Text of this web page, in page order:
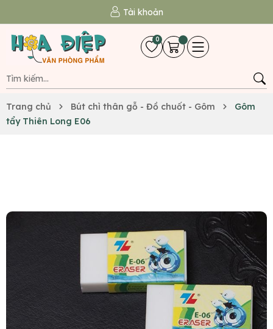
Tài khoản
0
Trang chủ Bút chì thân gỗ - Đồ chuốt - Gôm
Gôm
tẩy Thiên Long E06